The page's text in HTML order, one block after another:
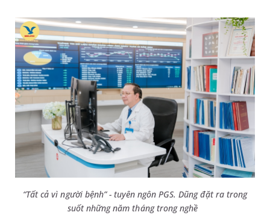
“Tất cả vì người bệnh” - tuyên ngôn PGS. Dũng đặt ra trong
suốt những năm tháng trong nghề